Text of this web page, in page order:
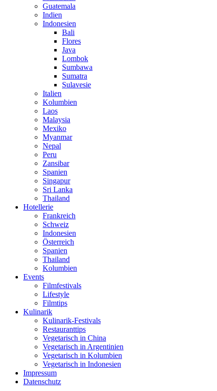
Guatemala
Indien
Indonesien
Bali
Flores
Java
Lombok
Sumbawa
Sumatra
Sulavesie
Italien
Kolumbien
Laos
Malaysia
Mexiko
Myanmar
Nepal
Peru
Zansibar
Spanien
Singapur
Sri Lanka
Thailand
Hotellerie
Frankreich
Schweiz
Indonesien
Österreich
Spanien
Thailand
Kolumbien
Events
Filmfestivals
Lifestyle
Filmtips
Kulinarik
Kulinarik-Festivals
Restauranttips
Vegetarisch in China
Vegetarisch in Argentinien
Vegetarisch in Kolumbien
Vegetarisch in Indonesien
Impressum
Datenschutz